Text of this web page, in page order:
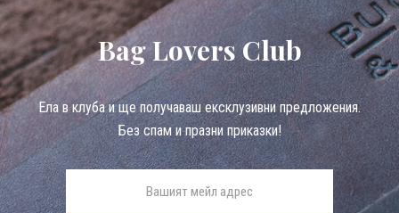
Bag Lovers Club
Eла в клуба и ще получаваш ексклузивни предложения.
Без спам и празни приказки!